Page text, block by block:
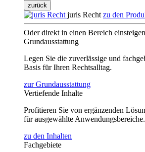
zurück
juris Recht zu den
Oder direkt in einen Bereich
Grundausstattung
Legen Sie die zuverlässige und
Basis für Ihren Rechtsalltag.
zur Grundausstattung
Vertiefende Inhalte
Profitieren Sie von ergänzenden
für ausgewählte Anwendungsbereiche.
zu den Inhalten
Fachgebiete